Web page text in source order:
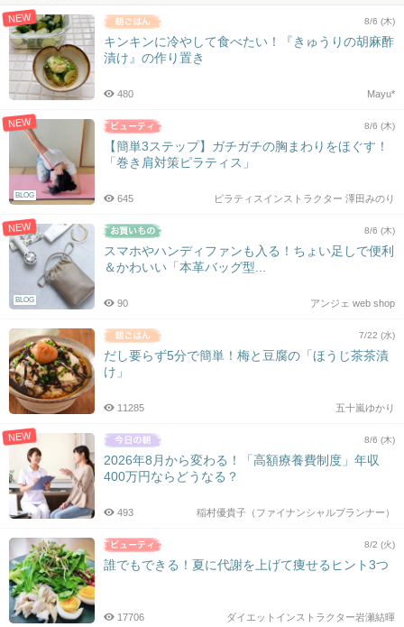
NEW 8/6 (木)
キンキンに冷やして食べたい！『きゅうりの胡麻酢
漬け』の作り置き
Mayu*
480
NEW
BLOG
8/6 (木)
【簡単3ステップ】ガチガチの胸まわりをほぐす！
「巻き肩対策ピラティス」
ピラティスインストラクター 澤田みのり
645
NEW
BLOG
8/6 (木)
スマホやハンディファンも入る！ちょい足しで便利
＆かわいい「本革バッグ型...
アンジェ web shop
90
7/22 (水)
だし要らず5分で簡単！梅と豆腐の「ほうじ茶茶漬
け」
五十嵐ゆかり
11285
NEW 8/6 (木)
2026年8月から変わる！「高額療養費制度」年収
400万円ならどうなる？
稲村優貴子（ファイナンシャルプランナー）
493
8/2 (火)
誰でもできる！夏に代謝を上げて痩せるヒント3つ
ダイエットインストラクター岩瀬結暉
17706